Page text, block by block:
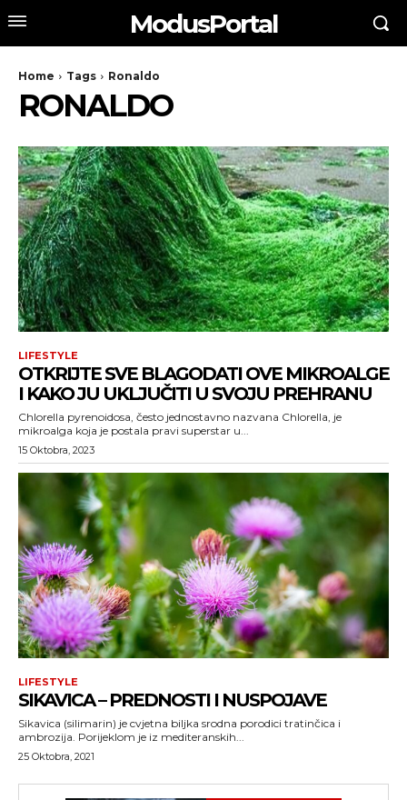
ModusPortal
Home Tags Ronaldo
RONALDO
LIFESTYLE
OTKRIJTE SVE BLAGODATI OVE MIKROALGE
I KAKO JU UKLJUČITI U SVOJU PREHRANU
Chlorella pyrenoidosa, često jednostavno nazvana Chlorella, je
mikroalga koja je postala pravi superstar u...
15 Oktobra, 2023
LIFESTYLE
SIKAVICA – PREDNOSTI I NUSPOJAVE
Sikavica (silimarin) je cvjetna biljka srodna porodici tratinčica i
ambrozija. Porijeklom je iz mediteranskih...
25 Oktobra, 2021